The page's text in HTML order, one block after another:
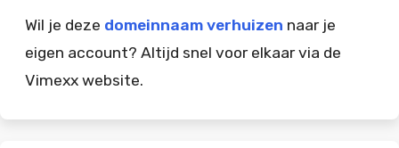
Wil je deze domeinnaam verhuizen naar je
eigen account? Altijd snel voor elkaar via de
Vimexx website.